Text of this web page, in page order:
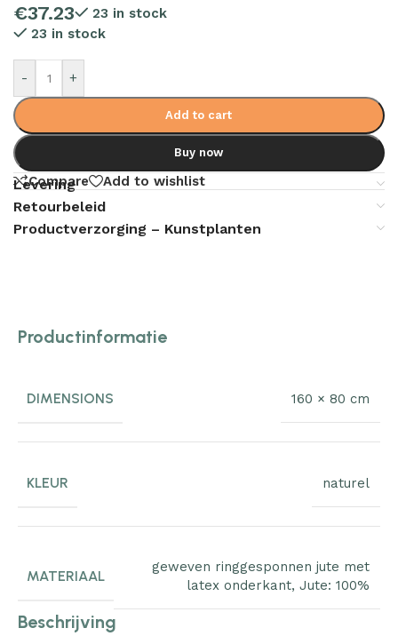
€37.23
23 in stock
23 in stock
- +
Add to cart
Buy now
Compare Add to wishlist
Levering
Retourbeleid
Productverzorging – Kunstplanten
Productinformatie
DIMENSIONS 160 × 80 cm
KLEUR naturel
MATERIAAL
geweven ringgesponnen jute met
latex onderkant, Jute: 100%
Beschrijving